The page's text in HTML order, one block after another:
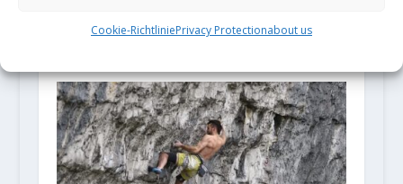
Cookie-RichtliniePrivacy Protectionabout us
Jorasses Nordwand